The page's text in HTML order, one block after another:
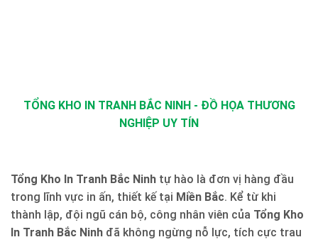
TỔNG KHO IN TRANH BẮC NINH - ĐỒ HỌA THƯƠNG
NGHIỆP UY TÍN
Tổng Kho In Tranh Bắc Ninh tự hào là đơn vị hàng đầu
trong lĩnh vực in ấn, thiết kế tại Miền Bắc. Kể từ khi
thành lập, đội ngũ cán bộ, công nhân viên của Tổng Kho
In Tranh Bắc Ninh đã không ngừng nỗ lực, tích cực trau